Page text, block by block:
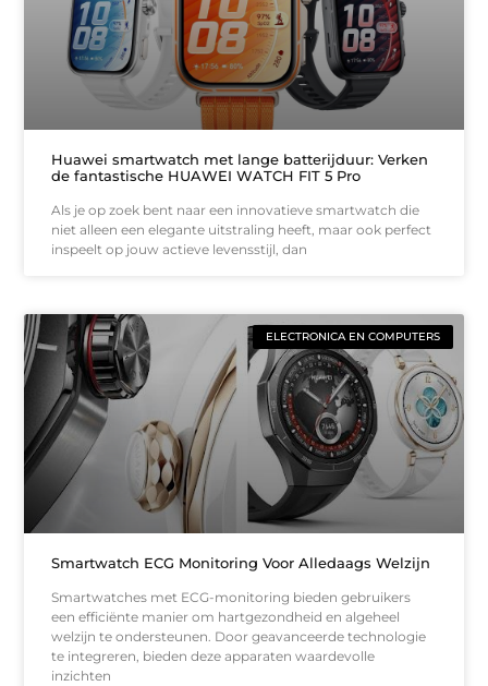
Huawei smartwatch met lange batterijduur: Verken
de fantastische HUAWEI WATCH FIT 5 Pro
Als je op zoek bent naar een innovatieve smartwatch die
niet alleen een elegante uitstraling heeft, maar ook perfect
inspeelt op jouw actieve levensstijl, dan
ELECTRONICA EN COMPUTERS
Smartwatch ECG Monitoring Voor Alledaags Welzijn
Smartwatches met ECG-monitoring bieden gebruikers
een efficiënte manier om hartgezondheid en algeheel
welzijn te ondersteunen. Door geavanceerde technologie
te integreren, bieden deze apparaten waardevolle
inzichten